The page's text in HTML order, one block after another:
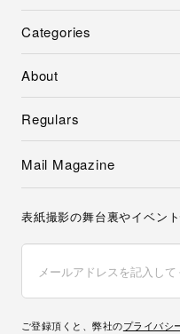
Categories
About
Regulars
Mail Magazine
表紙撮影の舞台裏やイベン
ご登録頂くと、弊社のプライバシ